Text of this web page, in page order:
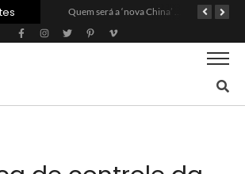
Quem será a ‘nova China’ do agro quando o apetite de Pequim acabar?